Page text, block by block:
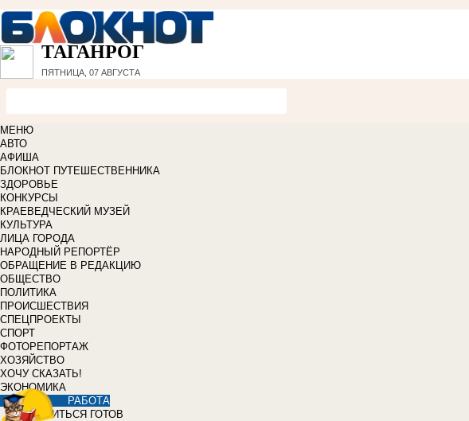
ТАГАНРОГ
ПЯТНИЦА, 07 АВГУСТА
МЕНЮ
АВТО
АФИША
БЛОКНОТ ПУТЕШЕСТВЕННИКА
ЗДОРОВЬЕ
КОНКУРСЫ
КРАЕВЕДЧЕСКИЙ МУЗЕЙ
КУЛЬТУРА
ЛИЦА ГОРОДА
НАРОДНЫЙ РЕПОРТЁР
ОБРАЩЕНИЕ В РЕДАКЦИЮ
ОБЩЕСТВО
ПОЛИТИКА
ПРОИСШЕСТВИЯ
СПЕЦПРОЕКТЫ
СПОРТ
ФОТОРЕПОРТАЖ
ХОЗЯЙСТВО
ХОЧУ СКАЗАТЬ!
ЭКОНОМИКА
РАБОТА
УЧИТЬСЯ ГОТОВ